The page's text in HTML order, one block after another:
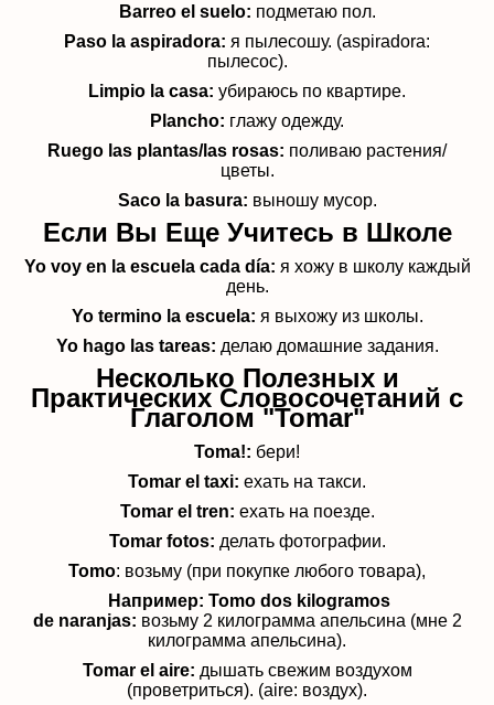
Barreo el suelo: подметаю пол.
Paso la aspiradora: я пылесошу. (aspiradora:
пылесос).
Limpio la casa: убираюсь по квартире.
Plancho: глажу одежду.
Ruego las plantas/las rosas: поливаю растения/
цветы.
Saco la basura: выношу мусор.
Если Вы Еще Учитесь в Школе
Yo voy en la escuela cada día: я хожу в школу каждый
день.
Yo termino la escuela: я выхожу из школы.
Yo hago las tareas: делаю домашние задания.
Несколько Полезных и
Практических Словосочетаний с
Глаголом "Tomar"
Toma!: бери!
Tomar el taxi: ехать на такси.
Tomar el tren: ехать на поезде.
Tomar fotos: делать фотографии.
Tomo: возьму (при покупке любого товара),
Например: Tomo dos kilogramos
de naranjas: возьму 2 килограмма апельсина (мне 2
килограмма апельсина).
Tomar el aire: дышать свежим воздухом
(проветриться). (aire: воздух).